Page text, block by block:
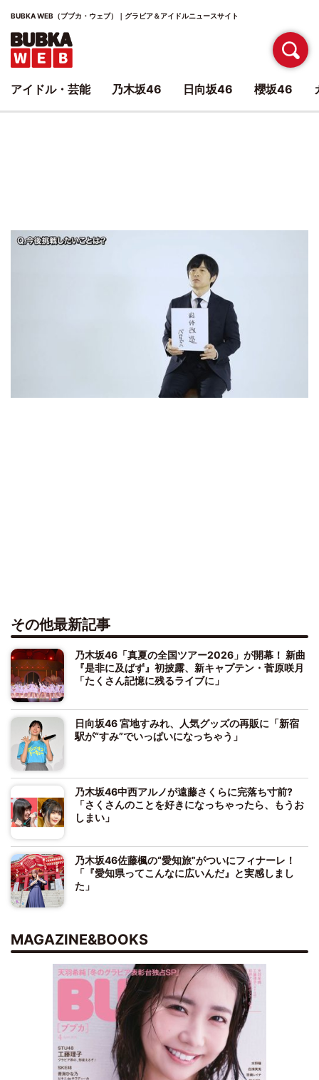
BUBKA WEB（ブブカ・ウェブ）｜グラビア＆アイドルニュースサイト
その他最新記事
乃木坂46「真夏の全国ツアー2026」が開幕！ 新曲
『是非に及ばず』初披露、新キャプテン・菅原咲月
「たくさん記憶に残るライブに」
日向坂46 宮地すみれ、人気グッズの再販に「新宿
駅が“すみ”でいっぱいになっちゃう」
乃木坂46中西アルノが遠藤さくらに完落ち寸前?
「さくさんのことを好きになっちゃったら、もうお
しまい」
乃木坂46佐藤楓の“愛知旅”がついにフィナーレ！
「『愛知県ってこんなに広いんだ』と実感しまし
た」
MAGAZINE&BOOKS
アイドル・芸能 乃木坂46 日向坂46 櫻坂46